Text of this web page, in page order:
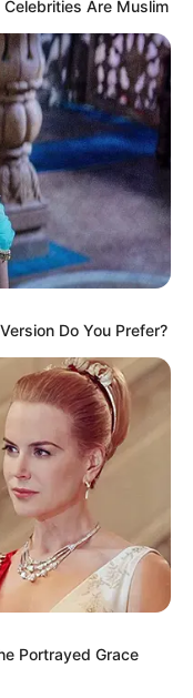
kecil
sehingga bisa
rusak
Are Muslim
Do You Prefer?
Portrayed Grace